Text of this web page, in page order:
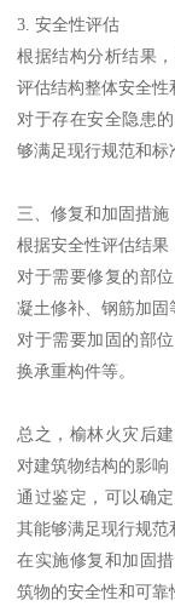
3. 安全性评估
根据结构分析结果
评估结构整体安全性
对于存在安全隐患
够满足现行规范和标
三、修复和加固措施
根据安全性评估结果
对于需要修复的部
凝土修补、钢筋加固
对于需要加固的部
换承重构件等。
总之，榆林火灾后
对建筑物结构的影响
通过鉴定，可以确
其能够满足现行规范
在实施修复和加固
筑物的安全性和可靠